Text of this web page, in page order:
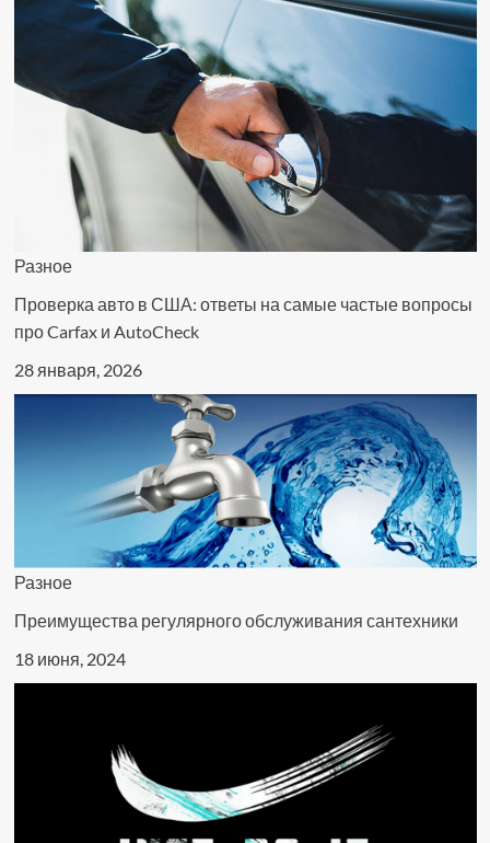
Разное
Проверка авто в США: ответы на самые частые вопросы
про Carfax и AutoCheck
28 января, 2026
Разное
Преимущества регулярного обслуживания сантехники
18 июня, 2024